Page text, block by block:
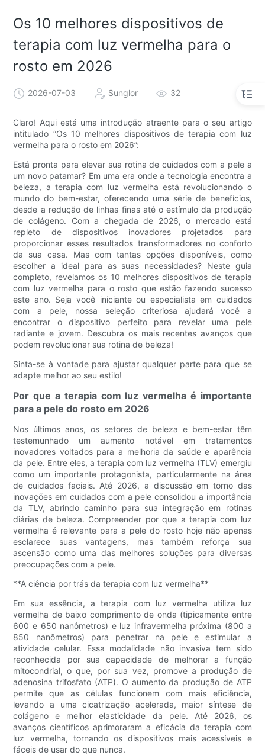
Os 10 melhores dispositivos de
terapia com luz vermelha para o
rosto em 2026
2026-07-03 Sunglor 32
Claro! Aqui está uma introdução atraente para o seu artigo
intitulado “Os 10 melhores dispositivos de terapia com luz
vermelha para o rosto em 2026”:
Está pronta para elevar sua rotina de cuidados com a pele a
um novo patamar? Em uma era onde a tecnologia encontra a
beleza, a terapia com luz vermelha está revolucionando o
mundo do bem-estar, oferecendo uma série de benefícios,
desde a redução de linhas finas até o estímulo da produção
de colágeno. Com a chegada de 2026, o mercado está
repleto de dispositivos inovadores projetados para
proporcionar esses resultados transformadores no conforto
da sua casa. Mas com tantas opções disponíveis, como
escolher a ideal para as suas necessidades? Neste guia
completo, revelamos os 10 melhores dispositivos de terapia
com luz vermelha para o rosto que estão fazendo sucesso
este ano. Seja você iniciante ou especialista em cuidados
com a pele, nossa seleção criteriosa ajudará você a
encontrar o dispositivo perfeito para revelar uma pele
radiante e jovem. Descubra os mais recentes avanços que
podem revolucionar sua rotina de beleza!
Sinta-se à vontade para ajustar qualquer parte para que se
adapte melhor ao seu estilo!
Por que a terapia com luz vermelha é importante
para a pele do rosto em 2026
Nos últimos anos, os setores de beleza e bem-estar têm
testemunhado um aumento notável em tratamentos
inovadores voltados para a melhoria da saúde e aparência
da pele. Entre eles, a terapia com luz vermelha (TLV) emergiu
como um importante protagonista, particularmente na área
de cuidados faciais. Até 2026, a discussão em torno das
inovações em cuidados com a pele consolidou a importância
da TLV, abrindo caminho para sua integração em rotinas
diárias de beleza. Compreender por que a terapia com luz
vermelha é relevante para a pele do rosto hoje não apenas
esclarece suas vantagens, mas também reforça sua
ascensão como uma das melhores soluções para diversas
preocupações com a pele.
**A ciência por trás da terapia com luz vermelha**
Em sua essência, a terapia com luz vermelha utiliza luz
vermelha de baixo comprimento de onda (tipicamente entre
600 e 650 nanômetros) e luz infravermelha próxima (800 a
850 nanômetros) para penetrar na pele e estimular a
atividade celular. Essa modalidade não invasiva tem sido
reconhecida por sua capacidade de melhorar a função
mitocondrial, o que, por sua vez, promove a produção de
adenosina trifosfato (ATP). O aumento da produção de ATP
permite que as células funcionem com mais eficiência,
levando a uma cicatrização acelerada, maior síntese de
colágeno e melhor elasticidade da pele. Até 2026, os
avanços científicos aprimoraram a eficácia da terapia com
luz vermelha, tornando os dispositivos mais acessíveis e
fáceis de usar do que nunca.